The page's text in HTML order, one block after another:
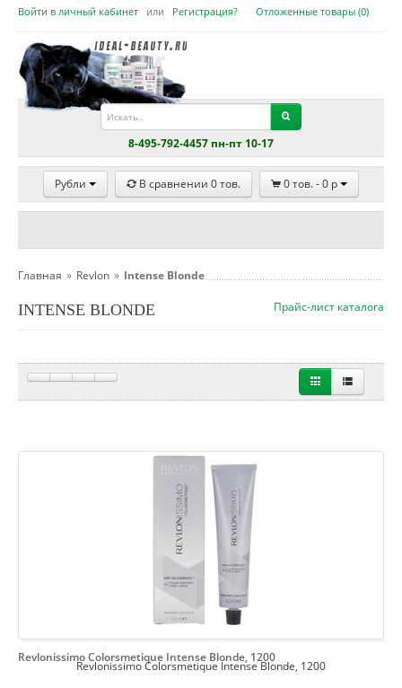
Войти в личный кабинет или Регистрация? Отложенные товары (0)
8-495-792-4457 пн-пт 10-17
Рубли В сравнении 0тов. 0тов. -0 p
Главная » Revlon » Intense Blonde
Прайс-лист каталога
INTENSE BLONDE
Revlonissimo Colorsmetique Intense Blonde, 1200
Revlonissimo Colorsmetique Intense Blonde, 1200